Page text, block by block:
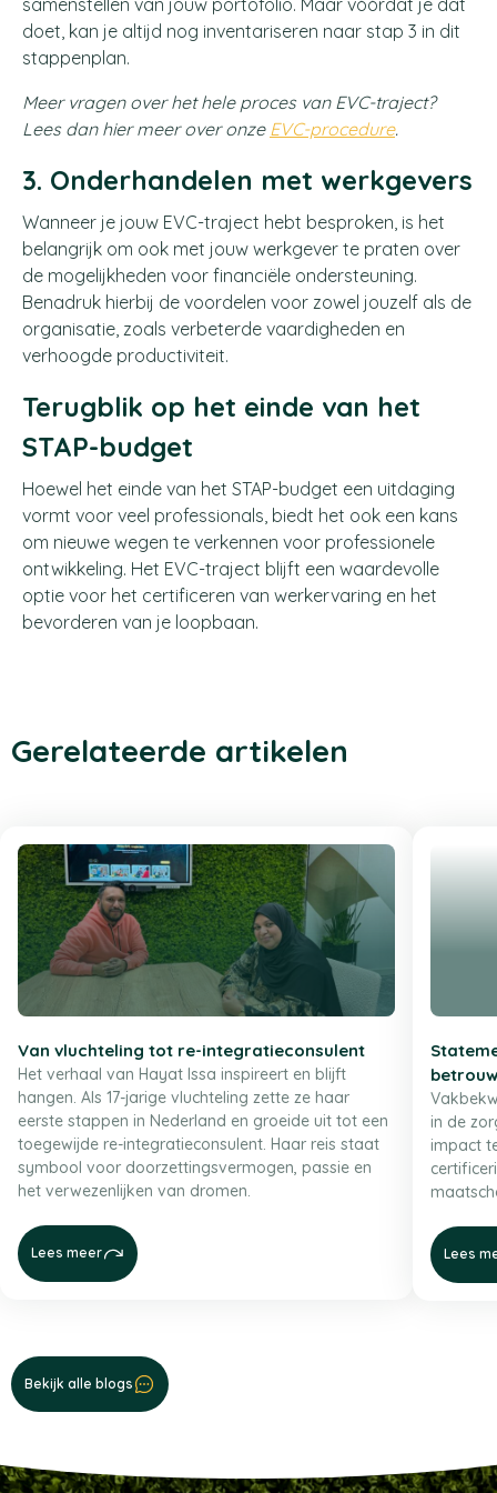
doet, kan je altijd nog inventariseren naar stap 3 in dit
stappenplan.
Meer vragen over het hele proces van EVC-traject?
Lees dan hier meer over onze EVC-procedure.
3. Onderhandelen met werkgevers
Wanneer je jouw EVC-traject hebt besproken, is het
belangrijk om ook met jouw werkgever te praten over
de mogelijkheden voor financiële ondersteuning.
Benadruk hierbij de voordelen voor zowel jouzelf als de
organisatie, zoals verbeterde vaardigheden en
verhoogde productiviteit.
Terugblik op het einde van het
STAP-budget
Hoewel het einde van het STAP-budget een uitdaging
vormt voor veel professionals, biedt het ook een kans
om nieuwe wegen te verkennen voor professionele
ontwikkeling. Het EVC-traject blijft een waardevolle
optie voor het certificeren van werkervaring en het
bevorderen van je loopbaan.
Gerelateerde artikelen
Van vluchteling tot re-integratieconsulent
Het verhaal van Hayat Issa inspireert en blijft
hangen. Als 17-jarige vluchteling zette ze haar
eerste stappen in Nederland en groeide uit tot een
toegewijde re-integratieconsulent. Haar reis staat
symbool voor doorzettingsvermogen, passie en
het verwezenlijken van dromen.
Lees meer
in de
impact
Lees
Bekijk alle blogs